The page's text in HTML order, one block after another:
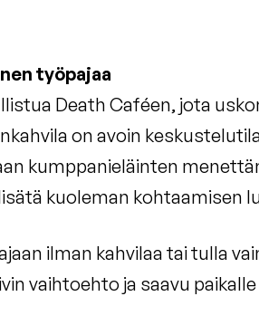
työpajaa
Death Caféen, jota
on avoin
kumppanieläinten
kuoleman kohtaamisen
ilman kahvilaa tai tulla
vaihtoehto ja saavu